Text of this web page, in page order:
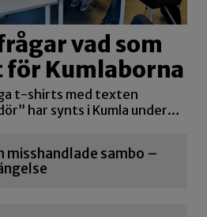
vad som
Kumlaborna
t-shirts med texten
har synts i Kumla under…
misshandlade sambo –